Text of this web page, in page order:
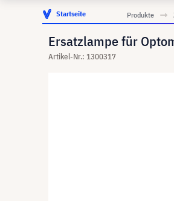
Startseite Produkte
Ersatzlampe für
Artikel-Nr.: 1300317